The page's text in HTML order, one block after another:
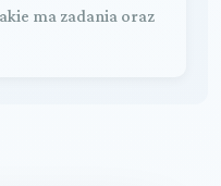
ma zadania oraz